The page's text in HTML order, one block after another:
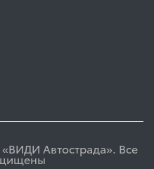
Автострада». Все